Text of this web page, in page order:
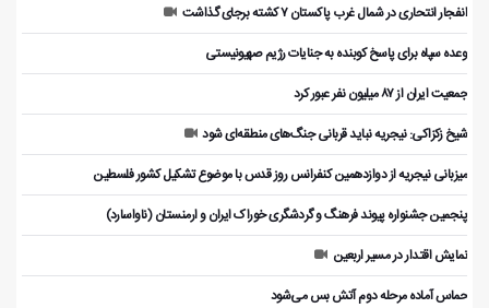
انفجار انتحاری در شمال غرب پاکستان ۷ کشته برجای گذاشت
وعده سپاه برای پاسخ کوبنده به جنایات رژیم صهیونیستی
جمعیت ایران از ۸۷ میلیون نفر عبور کرد
شیخ زکزاکی: نیجریه نباید قربانی جنگ‌های منطقه‌ای شود
میزبانی نیجریه از دوازدهمین کنفرانس روز قدس با موضوع تشکیل کشور فلسطین
پنجمین جشنواره پیوند فرهنگ و گردشگر‌ی خوراک ایران و ارمنستان (ناواسارد)
نمایش اقتدار در مسیر اربعین
حماس آماده مرحله دوم آتش بس می‌شود